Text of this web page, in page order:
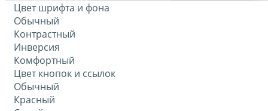
Цвет шрифта и фона
Обычный
Контрастный
Инверсия
Комфортный
Цвет кнопок и ссылок
Обычный
Красный